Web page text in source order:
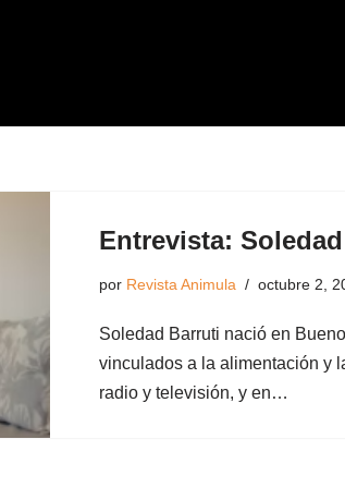
Entrevista:
por Revista Animula octubre 2,
Soledad Barruti nació en
vinculados a la alimentación y
radio y televisión, y en…